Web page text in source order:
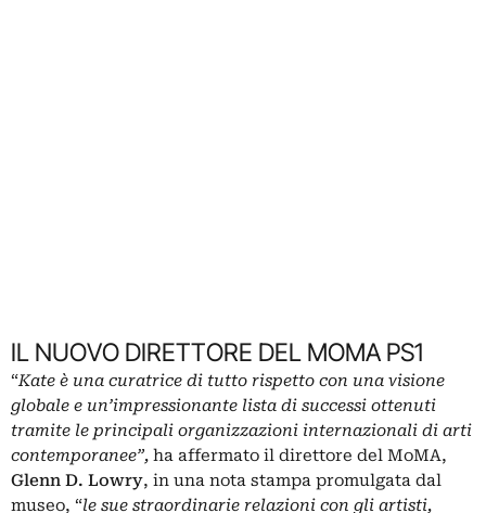
IL NUOVO DIRETTORE DEL MOMA PS1
“Kate è una curatrice di tutto rispetto con una visione
globale e un’impressionante lista di successi ottenuti
tramite le principali organizzazioni internazionali di arti
contemporanee”, ha affermato il direttore del MoMA,
Glenn D. Lowry, in una nota stampa promulgata dal
museo, “le sue straordinarie relazioni con gli artisti,